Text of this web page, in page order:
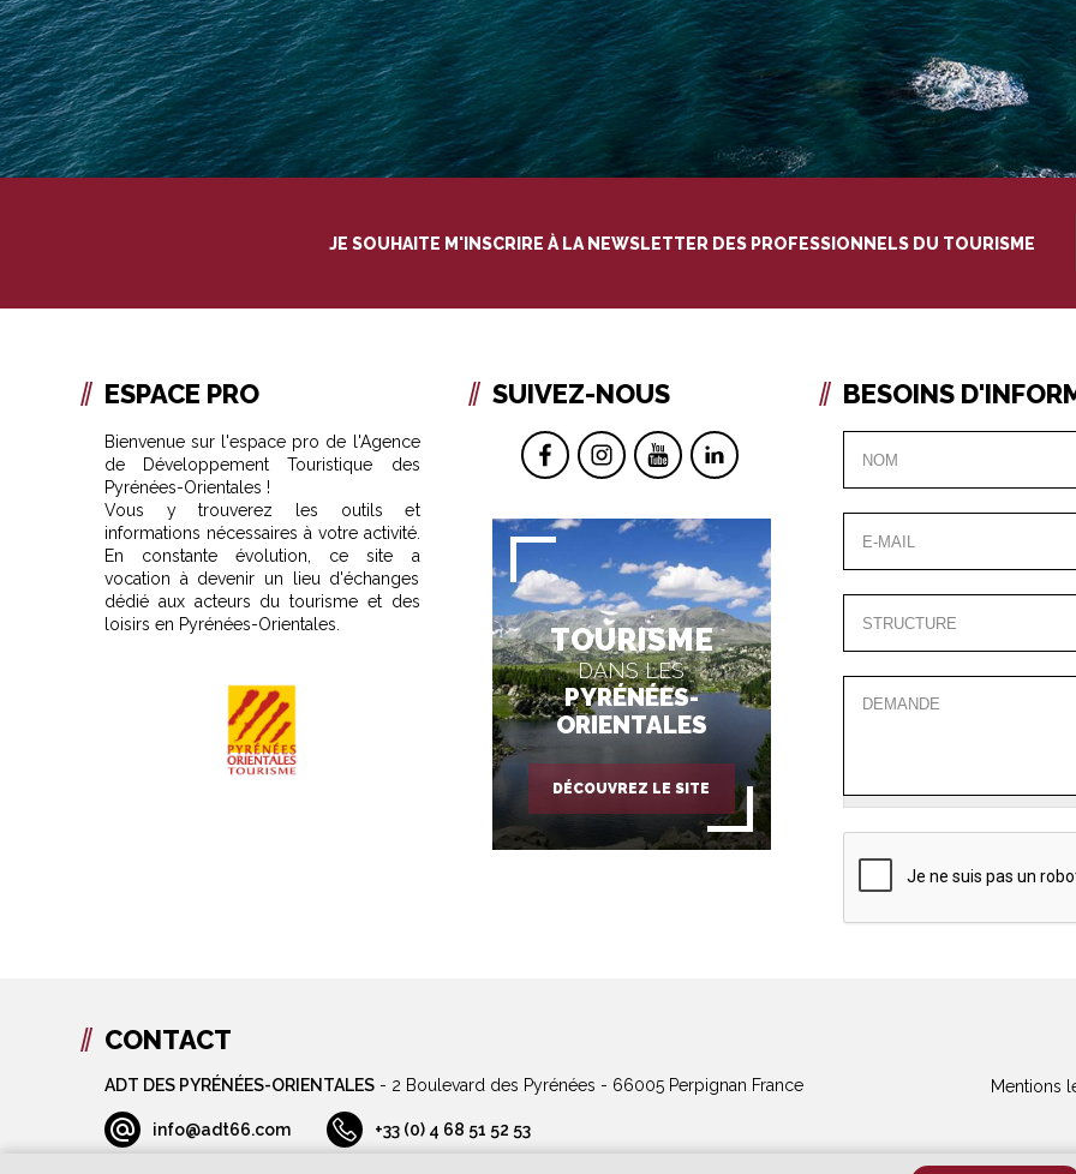
JE SOUHAITE M'INSCRIRE À LA NEWSLETTER DES PROFESSIONNELS DU TOURISME
ESPACE PRO
Bienvenue sur l'espace pro de l'Agence
de Développement Touristique des
Pyrénées-Orientales !
Vous y trouverez les outils et
informations nécessaires à votre activité.
En constante évolution, ce site a
vocation à devenir un lieu d'échanges
dédié aux acteurs du tourisme et des
loisirs en Pyrénées-Orientales.
SUIVEZ-NOUS
TOURISME
DANS LES
PYRÉNÉES-
ORIENTALES
DÉCOUVREZ LE SITE
BESOINS
CONTACT
ADT DES PYRÉNÉES-ORIENTALES - 2 Boulevard des Pyrénées - 66005 Perpignan France
info@adt66.com +33 (0) 4 68 51 52 53
Mentions